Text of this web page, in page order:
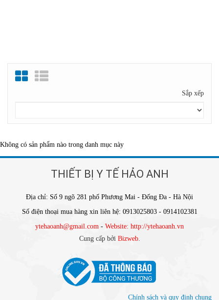
Sắp xếp
Không có sản phẩm nào trong danh mục này
THIẾT BỊ Y TẾ HẢO ANH
Địa chỉ: Số 9 ngõ 281 phố Phương Mai - Đống Đa - Hà Nội
Số điện thoại mua hàng xin liên hệ: 0913025803 - 0914102381
ytehaoanh@gmail.com - Website: http://ytehaoanh.vn
Cung cấp bởi Bizweb.
Chính sách và quy định chung